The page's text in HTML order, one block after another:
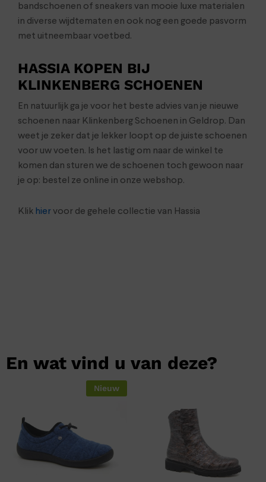
bandschoenen of sneakers van mooie luxe materialen
in diverse wijdtematen en ook nog een goede pasvorm
met uitneembaar voetbed.
HASSIA KOPEN BIJ
KLINKENBERG SCHOENEN
En natuurlijk ga je voor het beste advies van je nieuwe
schoenen naar Klinkenberg Schoenen in Geldrop. Dan
weet je zeker dat je lekker loopt op de juiste schoenen
voor uw voeten. Is het lastig om naar de winkel te
komen dan sturen we de schoenen toch gewoon naar
je op: bestel ze online in onze webshop.
Klik hiervoor de gehele collectie van Hassia
En wat vind u van deze?
Nieuw